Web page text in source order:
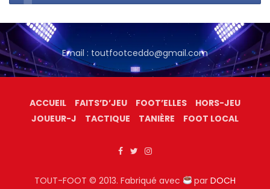
Email : toutfootceddo@gmail.com
ACCUEIL FAITS’D’JEU FOOT’ELLES
HORS-JEU
JOUEUR-J
TACTIQUE TANIÈRE FOOT LOCAL
TOUT-FOOT © 2013. Fabriqué avec parDOCH